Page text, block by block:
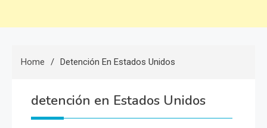
Home Detención En Estados Unidos
detención en Estados Unidos